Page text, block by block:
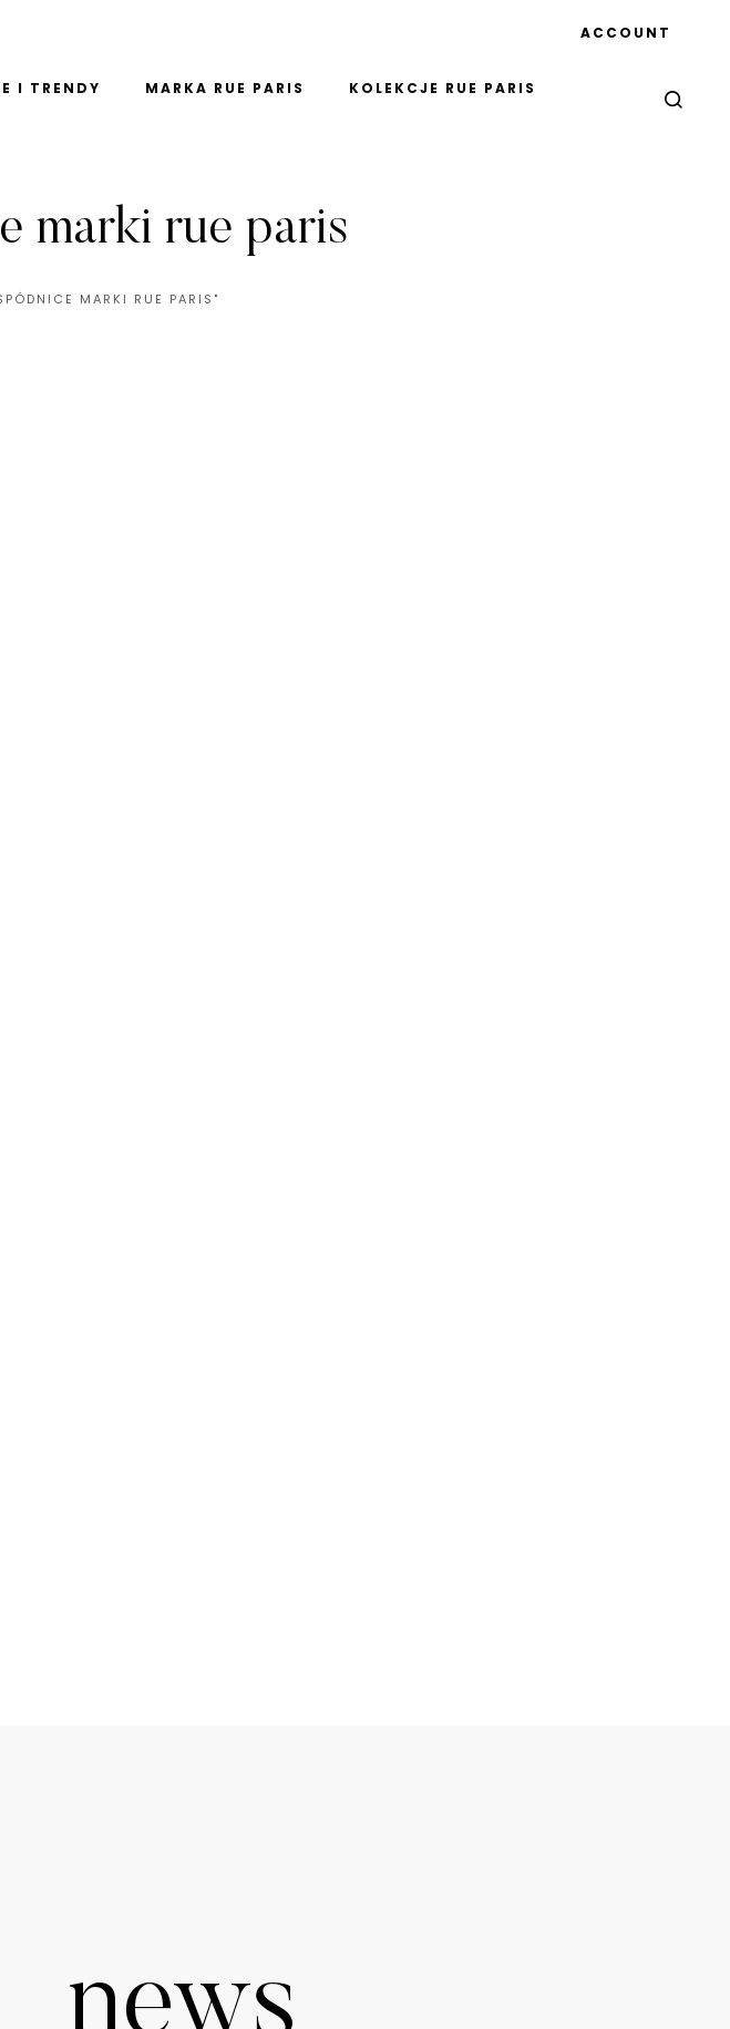
I TRENDY MARKA RUE PARIS KOLEKCJE RUE PARIS
ACCOUNT
marki rue paris
MARKI RUE PARIS"